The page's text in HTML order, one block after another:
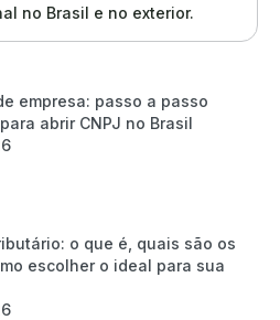
no Brasil e no exterior.
empresa: passo a passo
abrir CNPJ no Brasil
o que é, quais são os
escolher o ideal para sua